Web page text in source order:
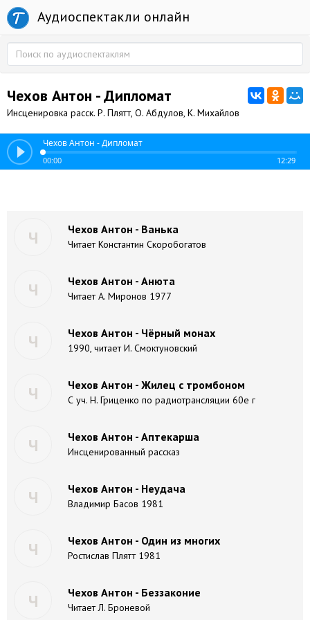
Аудиоспектакли онлайн
Чехов Антон - Дипломат
Инсценировка расск. Р. Плятт, О. Абдулов, К. Михайлов
Чехов Антон - Дипломат
00:00 12:29
Ч Чехов Антон - Ванька
Читает Константин Скоробогатов
Ч Чехов Антон - Анюта
Читает А. Миронов 1977
Ч Чехов Антон - Чёрный монах
1990, читает И. Смоктуновский
Ч Чехов Антон - Жилец с тромбоном
С уч. Н. Гриценко по радиотрансляции 60е г
Ч Чехов Антон - Аптекарша
Инсценированный рассказ
Ч Чехов Антон - Неудача
Владимир Басов 1981
Ч Чехов Антон - Один из многих
Ростислав Плятт 1981
Ч Чехов Антон - Беззаконие
Читает Л. Броневой